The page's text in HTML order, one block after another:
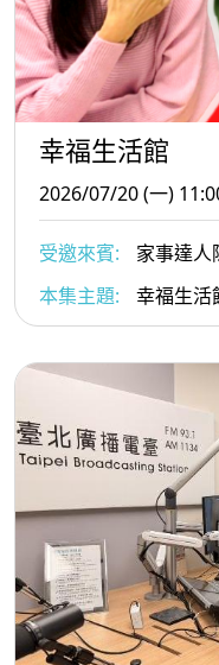
幸福生活館
2026/07/20 (一)
受邀來賓:
家事達人
本集主題:
幸福生活